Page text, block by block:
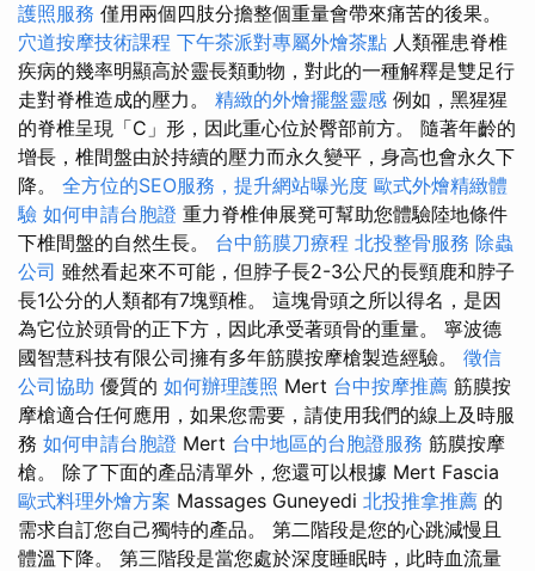
護照服務 僅用兩個四肢分擔整個重量會帶來痛苦的後果。
穴道按摩技術課程 下午茶派對專屬外燴茶點 人類罹患脊椎
疾病的幾率明顯高於靈長類動物，對此的一種解釋是雙足行
走對脊椎造成的壓力。 精緻的外燴擺盤靈感 例如，黑猩猩
的脊椎呈現「C」形，因此重心位於臀部前方。 隨著年齡的
增長，椎間盤由於持續的壓力而永久變平，身高也會永久下
降。 全方位的SEO服務，提升網站曝光度 歐式外燴精緻體
驗 如何申請台胞證 重力脊椎伸展凳可幫助您體驗陸地條件
下椎間盤的自然生長。 台中筋膜刀療程 北投整骨服務 除蟲
公司 雖然看起來不可能，但脖子長2-3公尺的長頸鹿和脖子
長1公分的人類都有7塊頸椎。 這塊骨頭之所以得名，是因
為它位於頭骨的正下方，因此承受著頭骨的重量。 寧波德
國智慧科技有限公司擁有多年筋膜按摩槍製造經驗。 徵信
公司協助 優質的 如何辦理護照 Mert 台中按摩推薦 筋膜按
摩槍適合任何應用，如果您需要，請使用我們的線上及時服
務 如何申請台胞證 Mert 台中地區的台胞證服務 筋膜按摩
槍。 除了下面的產品清單外，您還可以根據 Mert Fascia
歐式料理外燴方案 Massages Guneyedi 北投推拿推薦 的
需求自訂您自己獨特的產品。 第二階段是您的心跳減慢且
體溫下降。 第三階段是當您處於深度睡眠時，此時血流量